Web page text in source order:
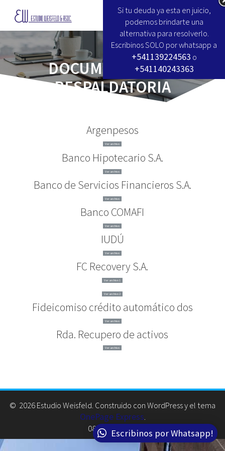
Si tu deuda ya
podemos
alternativa para
Escribinos SOLO por